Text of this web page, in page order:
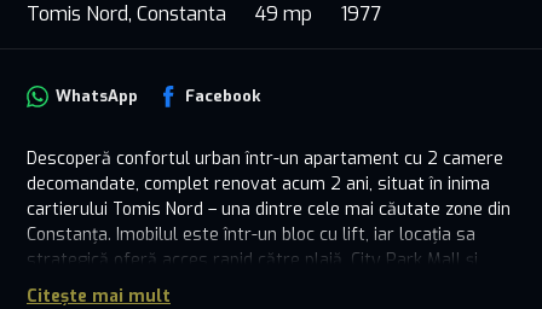
Tomis Nord, Constanta
49 mp 1977
WhatsApp Facebook
Descoperă confortul urban într-un apartament cu 2 camere
decomandate, complet renovat acum 2 ani, situat în inima
cartierului Tomis Nord – una dintre cele mai căutate zone din
Constanța. Imobilul este într-un bloc cu lift, iar locația sa
strategică oferă acces rapid către plajă, City Park Mall și
principalele puncte de interes ale orașului.
Citește mai mult